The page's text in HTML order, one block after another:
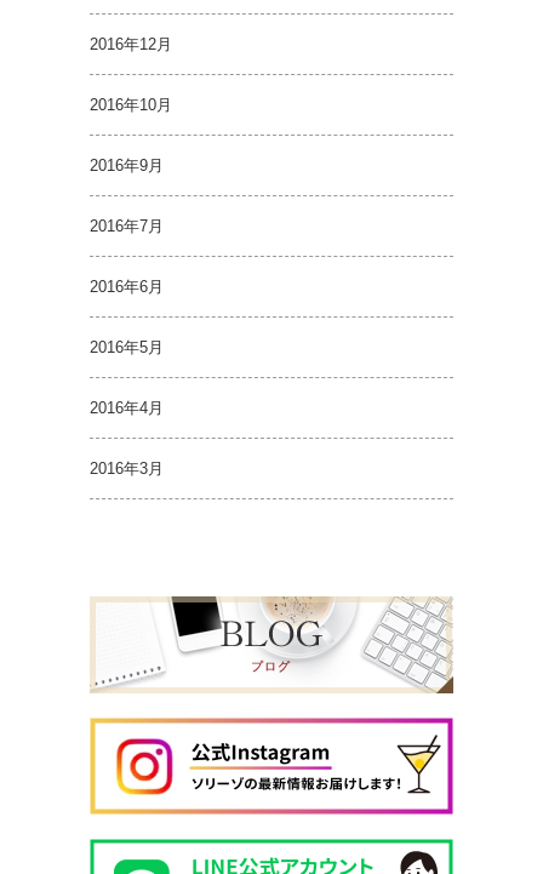
2016年12月
2016年10月
2016年9月
2016年7月
2016年6月
2016年5月
2016年4月
2016年3月